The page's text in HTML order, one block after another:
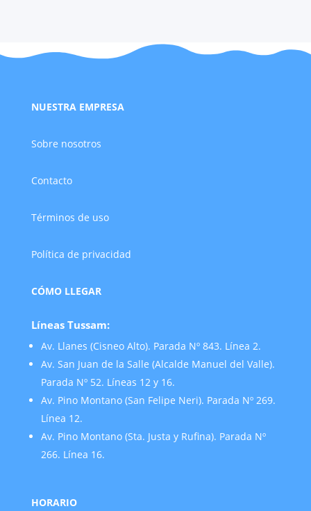
NUESTRA EMPRESA
Sobre nosotros
Contacto
Términos de uso
Política de privacidad
CÓMO LLEGAR
Líneas Tussam:
Av. Llanes (Cisneo Alto). Parada Nº 843. Línea 2.
Av. San Juan de la Salle (Alcalde Manuel del Valle).
Parada Nº 52. Líneas 12 y 16.
Av. Pino Montano (San Felipe Neri). Parada Nº 269.
Línea 12.
Av. Pino Montano (Sta. Justa y Rufina). Parada Nº
266. Línea 16.
HORARIO